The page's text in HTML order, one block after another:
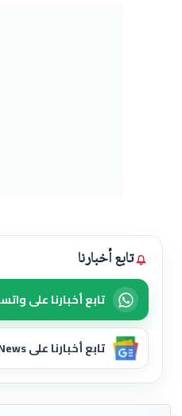
تابع أخبارنا
تابع أخبارنا على
تابع أخبارنا على Google News